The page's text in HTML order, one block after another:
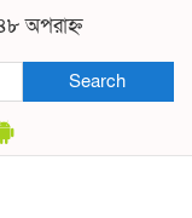
অপরাহ্ন
Search